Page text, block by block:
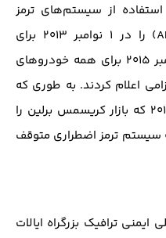
از سیستم‌های ترمز
اضطراری با عناوین (AEBS و AEB) را در ۱ نوامبر ۲۰۱۳ برای
خودرو‌های تولید جدید و در ۱ نوامبر ۲۰۱۵ برای همه خودرو‌های
اعلام کردند. به طوری که
مهاجم تروریستی برلین در سال ۲۰۱۶ که بازار کریسمس برلین را
سیستم ترمز اضطراری متوقف
سازمان ملی ایمنی ترافیک بزرگراه ایالات